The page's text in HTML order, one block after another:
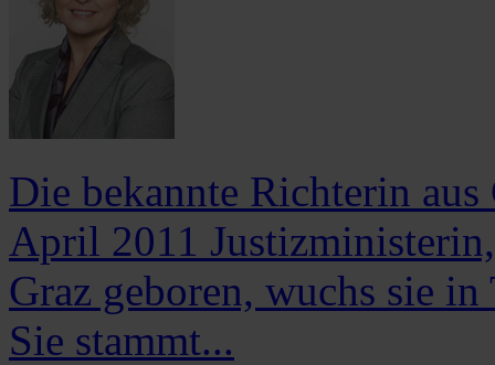
Die bekannte Richterin
April 2011
Graz geboren, wuchs sie
Sie stammt...